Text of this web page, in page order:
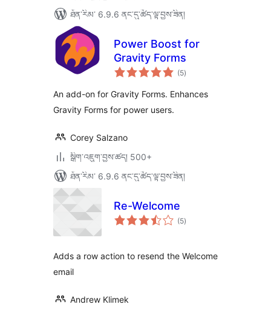
ཐོན་རིམ་ 6.9.6 ནང་དུ་ཚོད་ལྟ་བྱས་ཟིན།
Power Boost for
Gravity Forms
(5གདེང་
འཇོག་
ཚང་།
)
An add-on for Gravity Forms. Enhances
Gravity Forms for power users.
Corey Salzano
སྒྲིག་འཇུག་བྱས་ཚད། 500+
ཐོན་རིམ་ 6.9.6 ནང་དུ་ཚོད་ལྟ་བྱས་ཟིན།
Re-Welcome
(5གདེང་
འཇོག་
)
Adds a row action to resend the Welcome
email
Andrew Klimek